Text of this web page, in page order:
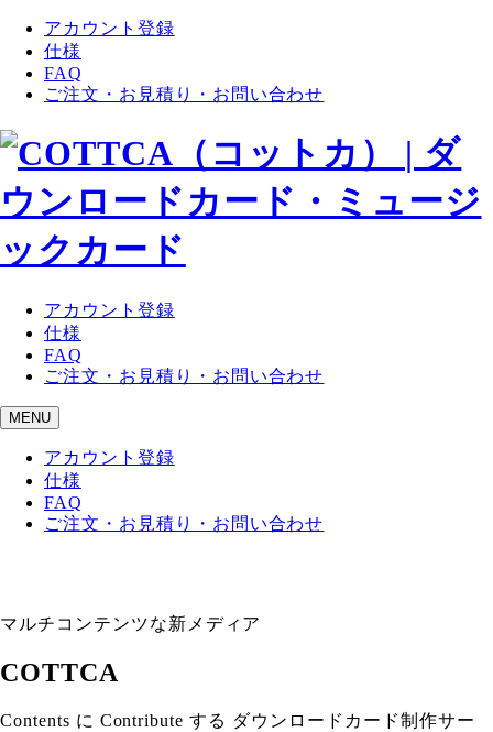
アカウント登録
仕様
FAQ
ご注文・お見積り・お問い合わせ
アカウント登録
仕様
FAQ
ご注文・お見積り・お問い合わせ
MENU
アカウント登録
仕様
FAQ
ご注文・お見積り・お問い合わせ
マルチコンテンツな新メディア
COTTCA
Contents に Contribute する ダウンロードカード制作サー